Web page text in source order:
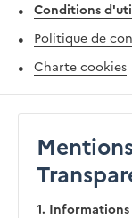
Conditions
Politique de
Charte cookies
1. Informations